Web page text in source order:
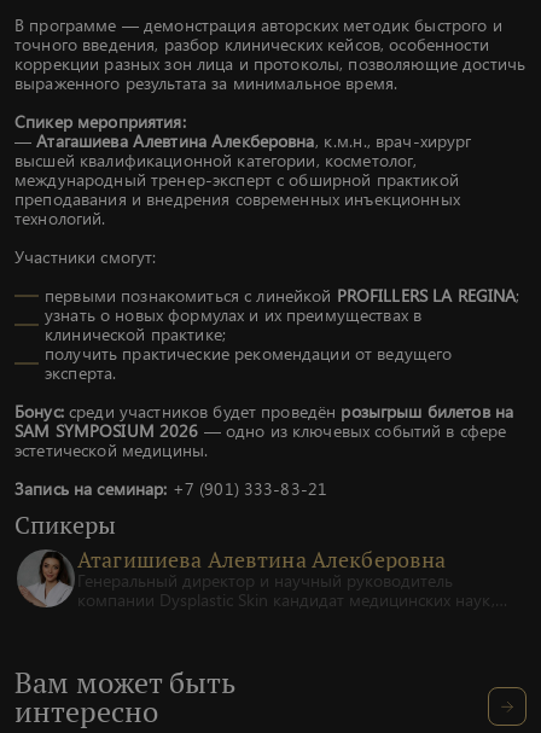
В программе — демонстрация авторских методик быстрого и
точного введения, разбор клинических кейсов, особенности
коррекции разных зон лица и протоколы, позволяющие достичь
выраженного результата за минимальное время.
Спикер мероприятия:
—Атагашиева Алевтина Алекберовна, к.м.н., врач-хирург
высшей квалификационной категории, косметолог,
международный тренер-эксперт с обширной практикой
преподавания и внедрения современных инъекционных
технологий.
Участники смогут:
первыми познакомиться с линейкой PROFILLERS LA REGINA;
узнать о новых формулах и их преимуществах в
клинической практике;
получить практические рекомендации от ведущего
эксперта.
Бонус:среди участников будет проведён розыгрыш билетов на
SAM SYMPOSIUM 2026 — одно из ключевых событий в сфере
эстетической медицины.
Запись на семинар: +7 (901) 333-83-21
Спикеры
Атагишиева Алевтина Алекберовна
Генеральный директор и научный руководитель
компании Dysplastic Skin кандидат медицинских наук,
Вам может быть
интересно